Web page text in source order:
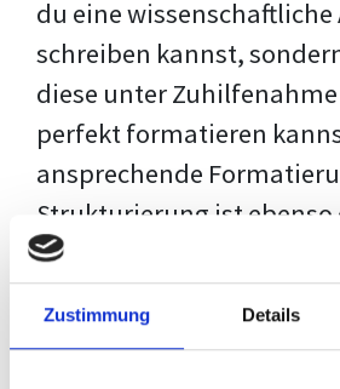
Zustimmung Details
du eine wissenschaftliche
schreiben kannst,
diese unter Zuhilfenahme
perfekt formatieren
ansprechende
Strukturierung ist
wie der Inhalt selbst.
eigene Erwartungen, und
Schulung ist so